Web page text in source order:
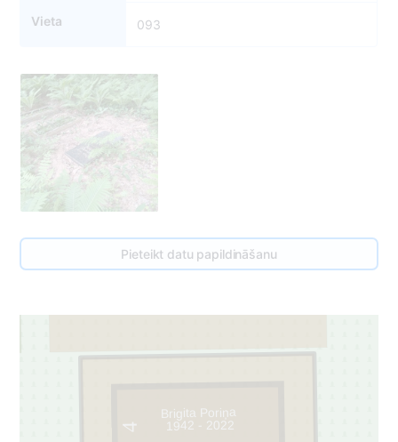
Vieta 093
Pieteikt datu papildināšanu
4
Brigita Poriņa
1942 - 2022